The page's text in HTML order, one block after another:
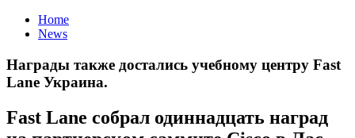
Home
News
Награды также достались учебному центру Fast
Lane Украина.
Fast Lane собрал одиннадцать наград